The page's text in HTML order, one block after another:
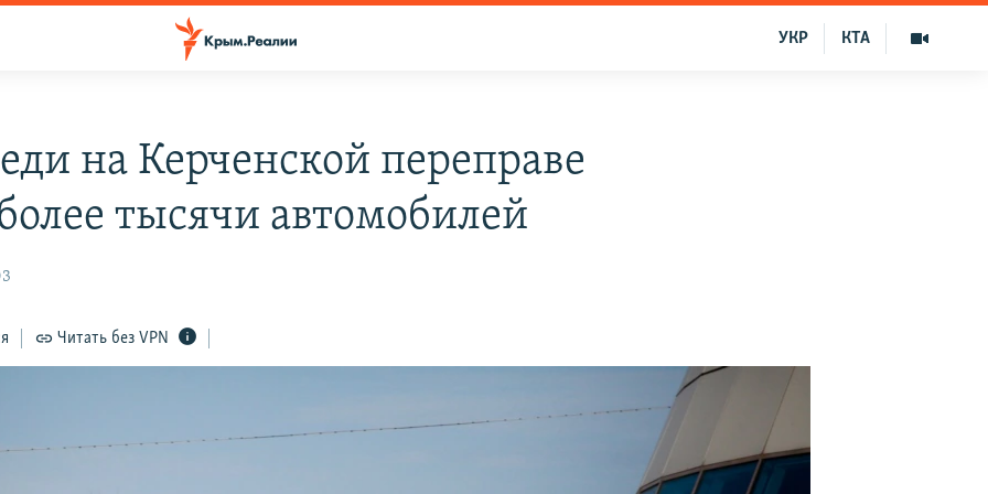
КТА
УКР
на Керченской переправе
тысячи автомобилей
Читать без VPN